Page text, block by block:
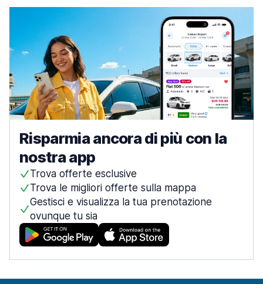
Risparmia ancora di più con la
nostra app
Trova offerte esclusive
Trova le migliori offerte sulla mappa
Gestisci e visualizza la tua prenotazione
ovunque tu sia